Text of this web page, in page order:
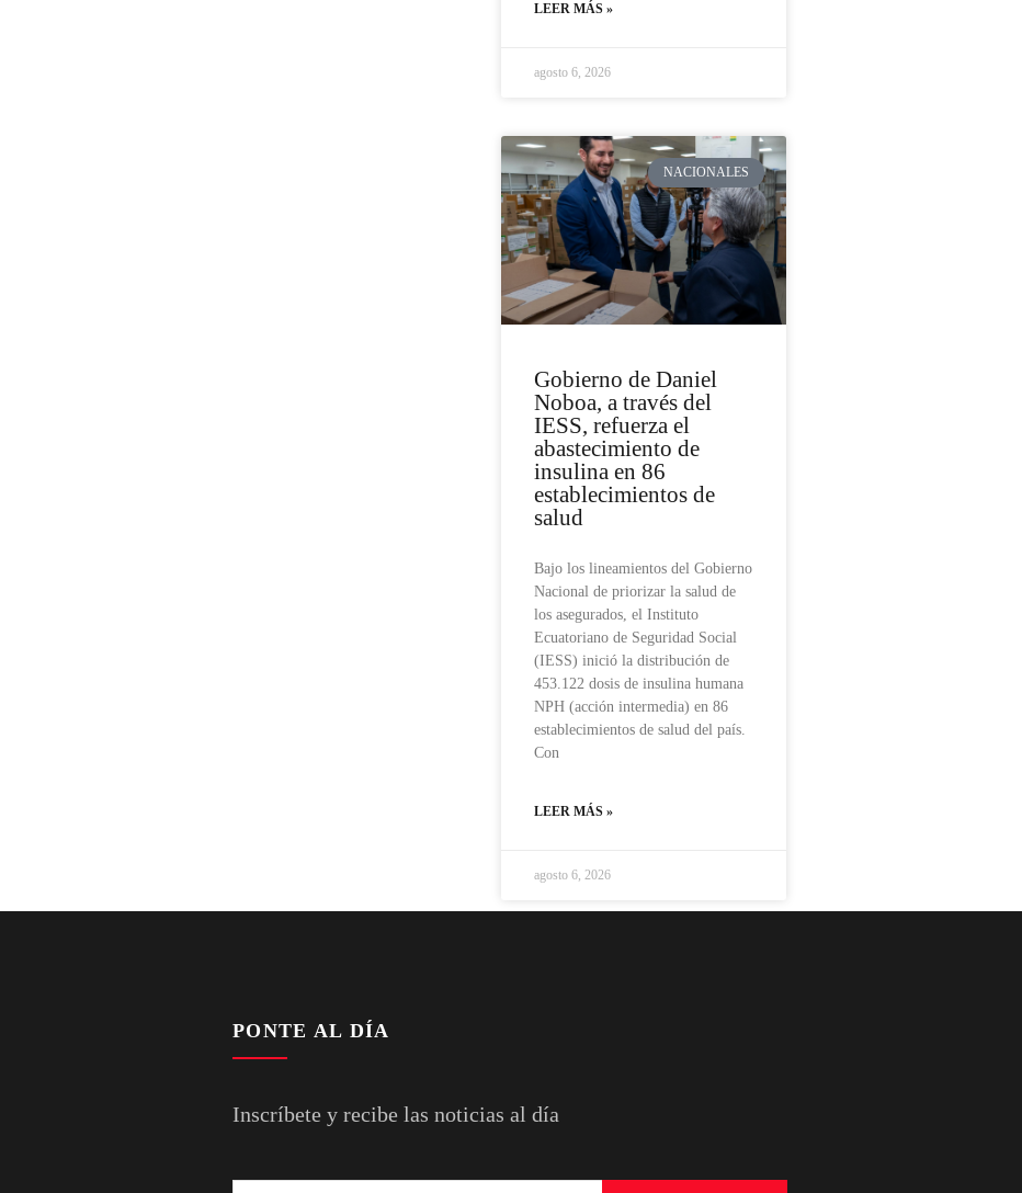
LEER MÁS »
agosto 6, 2026
NACIONALES
Gobierno de Daniel
Noboa, a través del
IESS, refuerza el
abastecimiento de
insulina en 86
establecimientos de
salud
Bajo los lineamientos del Gobierno
Nacional de priorizar la salud de
los asegurados, el Instituto
Ecuatoriano de Seguridad Social
(IESS) inició la distribución de
453.122 dosis de insulina humana
NPH (acción intermedia) en 86
establecimientos de salud del país.
Con
LEER MÁS »
agosto 6, 2026
PONTE AL DÍA
Inscríbete y recibe las noticias al día